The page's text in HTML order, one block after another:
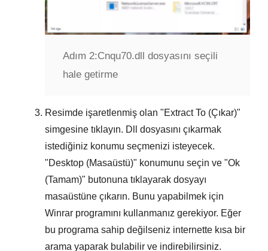
Adım 2:Cnqu70.dll dosyasını seçili
hale getirme
Resimde işaretlenmiş olan "Extract To (Çıkar)"
simgesine tıklayın. Dll dosyasını çıkarmak
istediğiniz konumu seçmenizi isteyecek.
"Desktop (Masaüstü)" konumunu seçin ve "Ok
(Tamam)" butonuna tıklayarak dosyayı
masaüstüne çıkarın. Bunu yapabilmek için
Winrar programını kullanmanız gerekiyor. Eğer
bu programa sahip değilseniz internette kısa bir
arama yaparak bulabilir ve indirebilirsiniz.